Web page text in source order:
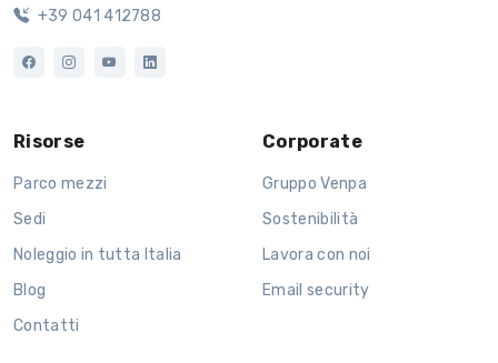
+39 041 412788
Risorse
Parco mezzi
Sedi
Noleggio in tutta Italia
Blog
Contatti
Corporate
Gruppo Venpa
Sostenibilità
Lavora con noi
Email security